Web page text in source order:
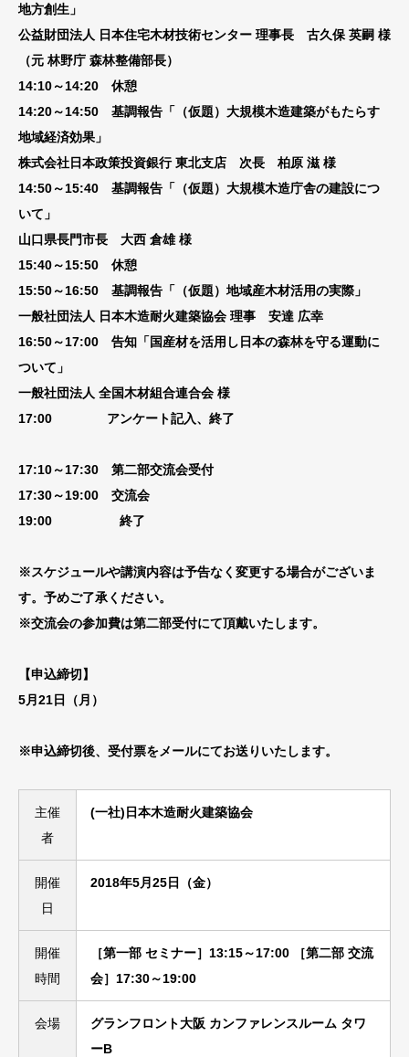
地方創生」
公益財団法人 日本住宅木材技術センター 理事長 古久保 英嗣 様
（元 林野庁 森林整備部長）
14:10～14:20 休憩
14:20～14:50 基調報告「（仮題）大規模木造建築がもたらす
地域経済効果」
株式会社日本政策投資銀行 東北支店 次長 柏原 滋 様
14:50～15:40 基調報告「（仮題）大規模木造庁舎の建設につ
いて」
山口県長門市長 大西 倉雄 様
15:40～15:50 休憩
15:50～16:50 基調報告「（仮題）地域産木材活用の実際」
一般社団法人 日本木造耐火建築協会 理事 安達 広幸
16:50～17:00 告知「国産材を活用し日本の森林を守る運動に
ついて」
一般社団法人 全国木材組合連合会 様
17:00 アンケート記入、終了
17:10～17:30 第二部交流会受付
17:30～19:00 交流会
19:00 終了
※スケジュールや講演内容は予告なく変更する場合がございま
す。予めご了承ください。
※交流会の参加費は第二部受付にて頂戴いたします。
【申込締切】
5月21日（月）
※申込締切後、受付票をメールにてお送りいたします。
主催
者
(一社)日本木造耐火建築協会
開催
日
2018年5月25日（金）
開催
時間
［第一部 セミナー］13:15～17:00 ［第二部 交流
会］17:30～19:00
会場
グランフロント大阪 カンファレンスルーム タワ
ーB